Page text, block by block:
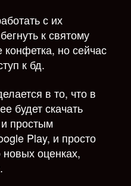
с их
к святому
конфетка, но сейчас
к бд.
в то, что в
будет скачать
простым
Play, и просто
оценках,